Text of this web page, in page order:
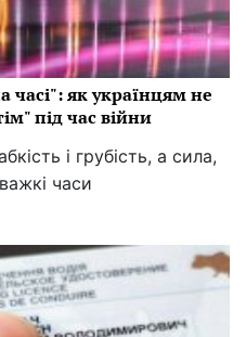
часі": як українцям не
під час війни
і грубість, а сила,
часи